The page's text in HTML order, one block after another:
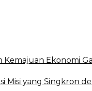
Kemajuan Ekonomi
Misi yang Singkron